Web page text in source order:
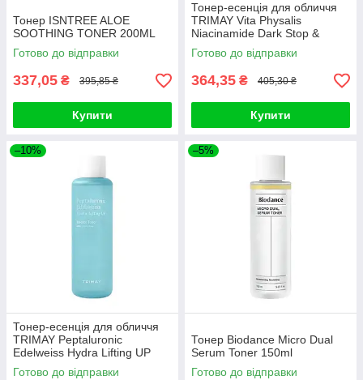
Тонер ISNTREE ALOE
SOOTHING TONER 200ML
Готово до відправки
337,05 ₴ 395,85 ₴
Купити
Тонер-есенція для обличчя
TRIMAY Vita Physalis
Niacinamide Dark Stop &
Bright Essence Toner 200ml
Готово до відправки
364,35 ₴ 405,30 ₴
Купити
–10%
Тонер-есенція для обличчя
TRIMAY Peptaluronic
Edelweiss Hydra Lifting UP
Essence Toner 200ml
Готово до відправки
–5%
Тонер Biodance Micro Dual
Serum Toner 150ml
Готово до відправки